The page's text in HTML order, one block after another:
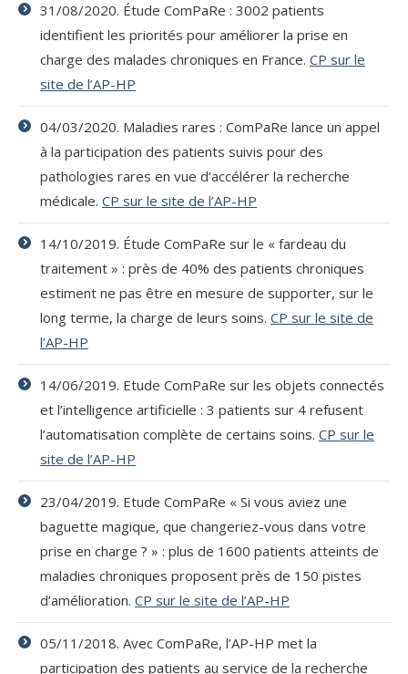
31/08/2020. Étude ComPaRe : 3002 patients
identifient les priorités pour améliorer la prise en
charge des malades chroniques en France. CP sur le
site de l’AP-HP
04/03/2020. Maladies rares : ComPaRe lance un appel
à la participation des patients suivis pour des
pathologies rares en vue d’accélérer la recherche
médicale. CP sur le site de l’AP-HP
14/10/2019. Étude ComPaRe sur le « fardeau du
traitement » : près de 40% des patients chroniques
estiment ne pas être en mesure de supporter, sur le
long terme, la charge de leurs soins. CP sur le site de
l’AP-HP
14/06/2019. Etude ComPaRe sur les objets connectés
et l’intelligence artificielle : 3 patients sur 4 refusent
l’automatisation complète de certains soins. CP sur le
site de l’AP-HP
23/04/2019. Etude ComPaRe « Si vous aviez une
baguette magique, que changeriez-vous dans votre
prise en charge ? » : plus de 1600 patients atteints de
maladies chroniques proposent près de 150 pistes
d’amélioration. CP sur le site de l’AP-HP
05/11/2018. Avec ComPaRe, l’AP-HP met la
participation des patients au service de la recherche